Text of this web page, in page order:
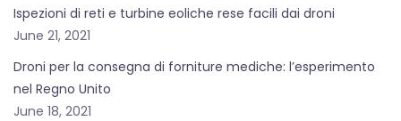
Ispezioni di reti e turbine eoliche rese facili dai droni
June 21, 2021
Droni per la consegna di forniture mediche: l’esperimento
nel Regno Unito
June 18, 2021